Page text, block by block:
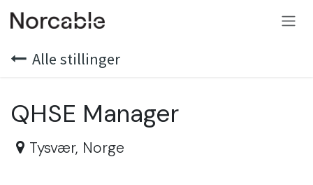
Alle stillinger
QHSE Manager
Tysvær, Norge